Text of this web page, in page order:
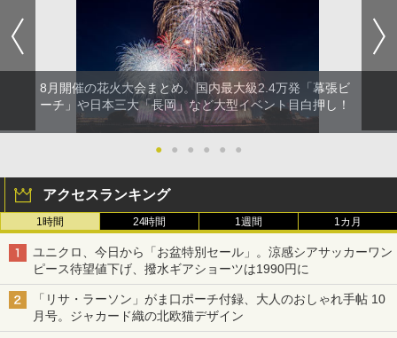
8月開催の花火大会まとめ。国内最大級2.4万発「幕張ビ
ーチ」や日本三大「長岡」など大型イベント目白押し！
● ● ● ● ● ●
アクセスランキング
1時間 24時間 1週間 1カ月
ユニクロ、今日から「お盆特別セール」。涼感シアサッカーワン
ピース待望値下げ、撥水ギアショーツは1990円に
「リサ・ラーソン」がま口ポーチ付録、大人のおしゃれ手帖 10
月号。ジャカード織の北欧猫デザイン